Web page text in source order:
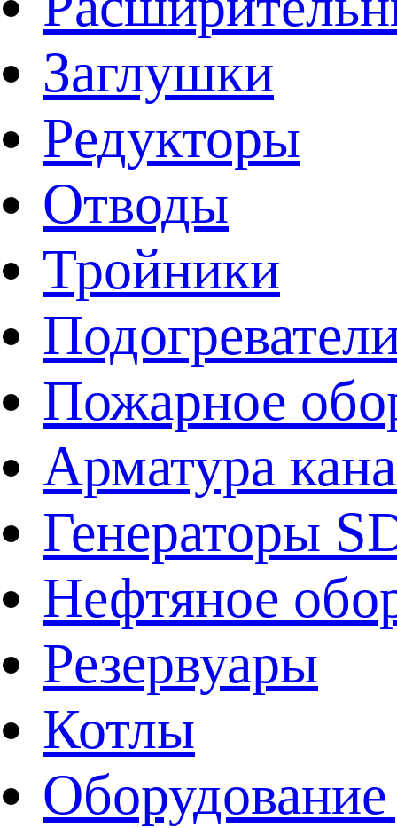
Заглушки
Редукторы
Отводы
Тройники
Пожарное
Арматура
Генераторы
Нефтяное
Резервуары
Котлы